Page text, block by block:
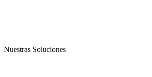
Nuestras Soluciones